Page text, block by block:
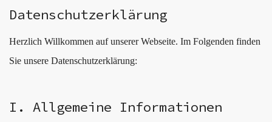
Datenschutzerklärung
Herzlich Willkommen auf unserer Webseite. Im Folgenden finden
Sie unsere Datenschutzerklärung:
I. Allgemeine Informationen